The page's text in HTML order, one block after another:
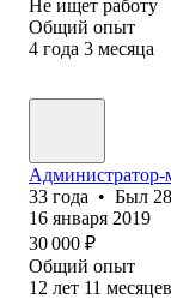
Не ищет работу
Общий опыт
4 года 3 месяца
Администратор-
33 года • Был
16 января 2019
30 000 ₽
Общий опыт
12 лет 11 месяцев